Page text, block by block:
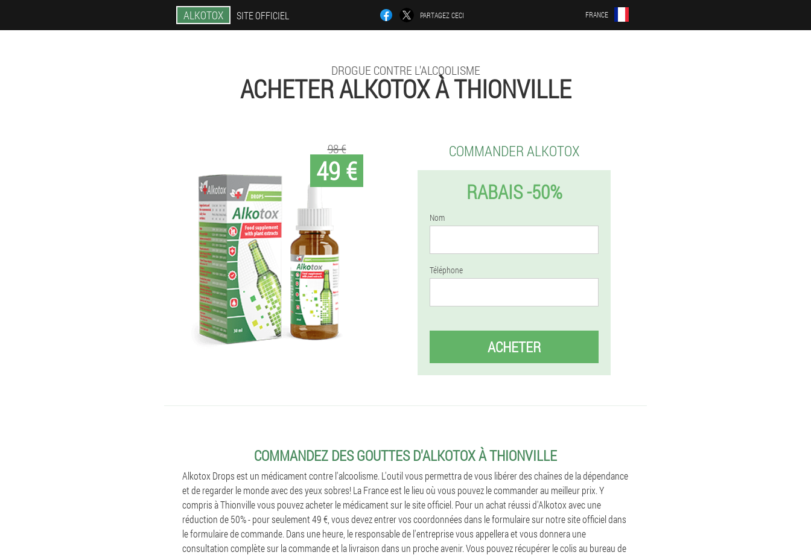
ALKOTOX SITE OFFICIEL PARTAGEZ CECI FRANCE
DROGUE CONTRE L'ALCOOLISME
ACHETER ALKOTOX À THIONVILLE
49 €
98 € COMMANDER ALKOTOX
RABAIS -50%
Nom
Téléphone
ACHETER
COMMANDEZ DES GOUTTES D'ALKOTOX À THIONVILLE
Alkotox Drops est un médicament contre l'alcoolisme. L'outil vous permettra de vous libérer des chaînes de la dépendance
et de regarder le monde avec des yeux sobres! La France est le lieu où vous pouvez le commander au meilleur prix. Y
compris à Thionville vous pouvez acheter le médicament sur le site officiel. Pour un achat réussi d'Alkotox avec une
réduction de 50% - pour seulement 49 €, vous devez entrer vos coordonnées dans le formulaire sur notre site officiel dans
le formulaire de commande. Dans une heure, le responsable de l'entreprise vous appellera et vous donnera une
consultation complète sur la commande et la livraison dans un proche avenir. Vous pouvez récupérer le colis au bureau de